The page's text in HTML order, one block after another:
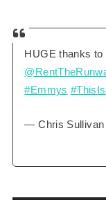
HUGE thanks to
#Emmys
— Chris Sullivan